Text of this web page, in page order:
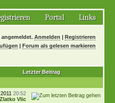
Portal Links
Anmelden | Registrieren
| Forum als gelesen markieren
Letzter Beitrag
20:52
Zlatko Vlic